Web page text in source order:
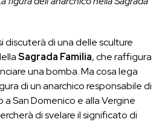
discuterà di una delle sculture
Sagrada Familia, che raffigura
una bomba. Ma cosa lega
di un anarchico responsabile di
San Domenico e alla Vergine
di svelare il significato di